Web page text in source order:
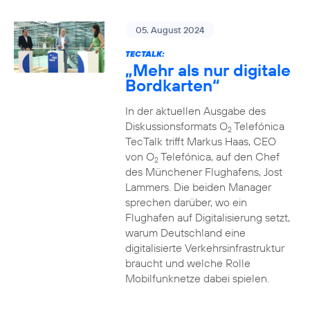
05. August 2024
TECTALK:
„Mehr als nur digitale
Bordkarten“
In der aktuellen Ausgabe des
Diskussionsformats O2Telefónica
TecTalk trifft Markus Haas, CEO
von O2Telefónica, auf den Chef
des Münchener Flughafens, Jost
Lammers. Die beiden Manager
sprechen darüber, wo ein
Flughafen auf Digitalisierung setzt,
warum Deutschland eine
digitalisierte Verkehrsinfrastruktur
braucht und welche Rolle
Mobilfunknetze dabei spielen.